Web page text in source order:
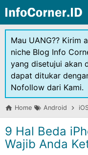
Mau UANG?? Kirim
niche Blog Info
yang disetujui akan
dapat ditukar
Nofollow dari Kami.
Home Android
9 Hal Beda
Wajib Anda